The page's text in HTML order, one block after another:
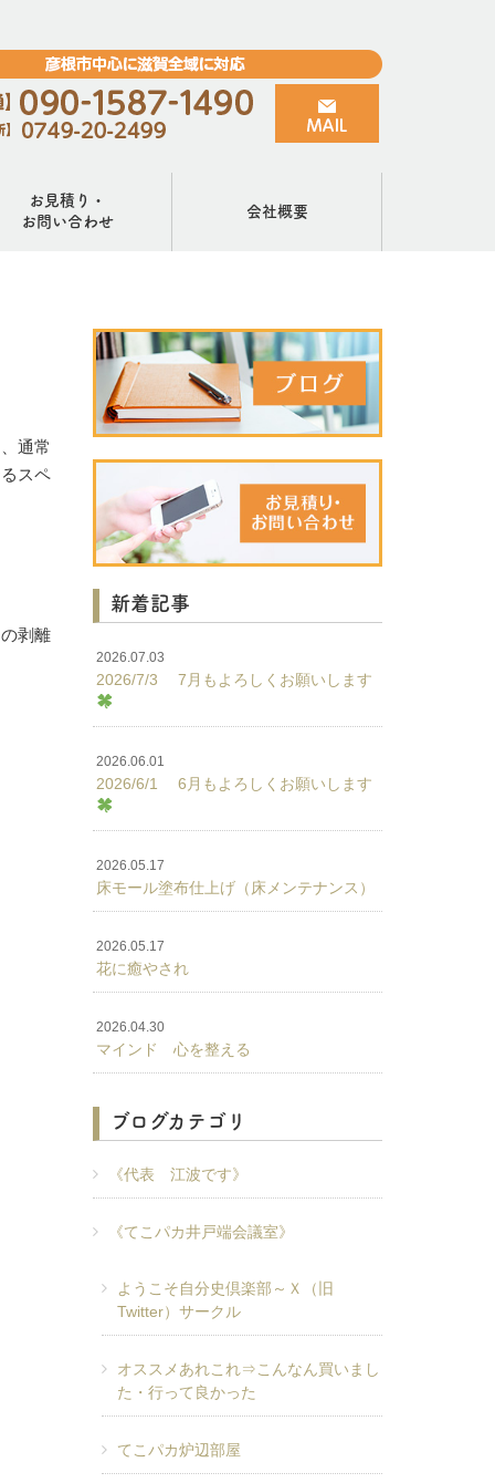
お見積り・
お問い合わせ
会社概要
通常
スペ
剥離
新着記事
2026.07.03
2026/7/3 7月もよろしくお願いします
2026.06.01
2026/6/1 6月もよろしくお願いします
2026.05.17
床モール塗布仕上げ（床メンテナンス）
2026.05.17
花に癒やされ
2026.04.30
マインド 心を整える
ブログカテゴリ
《代表 江波です》
《てこパカ井戸端会議室》
ようこそ自分史倶楽部～Ｘ（旧
Twitter）サークル
オススメあれこれ⇒こんなん買いまし
た・行って良かった
てこパカ炉辺部屋